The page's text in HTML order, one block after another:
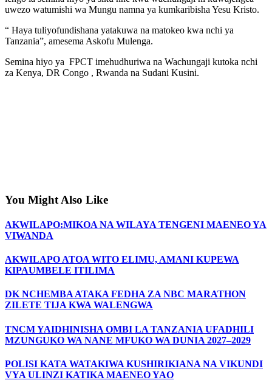
uwezo watumishi wa Mungu namna ya kumkaribisha Yesu Kristo.
“ Haya tuliyofundishana yatakuwa na matokeo kwa nchi ya
Tanzania”, amesema Askofu Mulenga.
Semina hiyo ya FPCT imehudhuriwa na Wachungaji kutoka nchi
za Kenya, DR Congo , Rwanda na Sudani Kusini.
You Might Also Like
AKWILAPO:MIKOA NA WILAYA TENGENI MAENEO YA
VIWANDA
AKWILAPO ATOA WITO ELIMU, AMANI KUPEWA
KIPAUMBELE ITILIMA
DK NCHEMBA ATAKA FEDHA ZA NBC MARATHON
ZILETE TIJA KWA WALENGWA
TNCM YAIDHINISHA OMBI LA TANZANIA UFADHILI
MZUNGUKO WA NANE MFUKO WA DUNIA 2027–2029
POLISI KATA WATAKIWA KUSHIRIKIANA NA VIKUNDI
VYA ULINZI KATIKA MAENEO YAO